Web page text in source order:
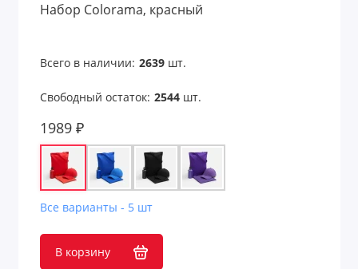
Пляжные наборы
Подарочные наборы для детей
Подарочные наборы для дома
Подарочные наборы для конференций
Набор Colorama, красный
Всего в наличии: 2639шт.
Свободный остаток: 2544шт.
1989 ₽
Все варианты - 5 шт
В корзину